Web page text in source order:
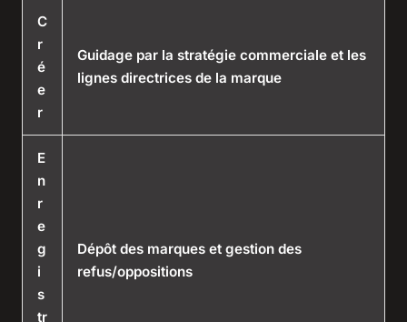
C
r
é
e
r
Guidage par la stratégie commerciale et les
lignes directrices de la marque
E
n
r
e
g
i
s
tr
Dépôt des marques et gestion des
refus/oppositions